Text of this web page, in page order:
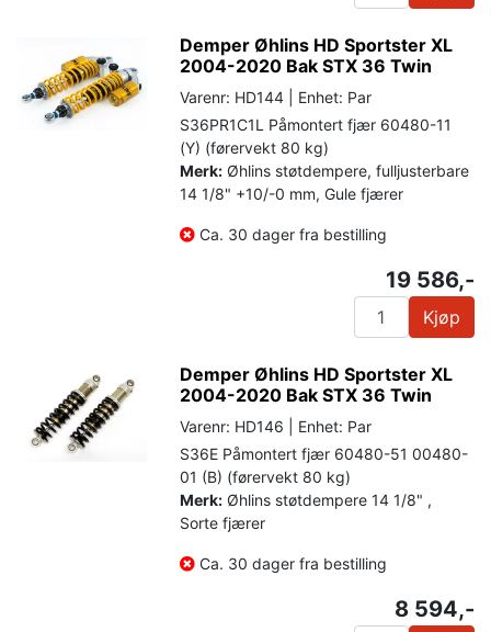
Demper Øhlins HD Sportster XL
2004-2020 Bak STX 36 Twin
Varenr: HD144 | Enhet: Par
S36PR1C1L Påmontert fjær 60480-11
(Y) (førervekt 80 kg)
Merk: Øhlins støtdempere, fulljusterbare
14 1/8" +10/-0 mm, Gule fjærer
Ca. 30 dager fra bestilling
19 586,-
Kjøp
Demper Øhlins HD Sportster XL
2004-2020 Bak STX 36 Twin
Varenr: HD146 | Enhet: Par
S36E Påmontert fjær 60480-51 00480-
01 (B) (førervekt 80 kg)
Merk: Øhlins støtdempere 14 1/8" ,
Sorte fjærer
Ca. 30 dager fra bestilling
8 594,-